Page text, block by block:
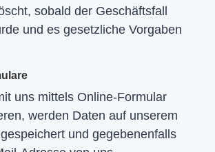
sobald der Geschäftsfall
und es gesetzliche Vorgaben
uns mittels Online-Formular
werden Daten auf unserem
und gegebenenfalls